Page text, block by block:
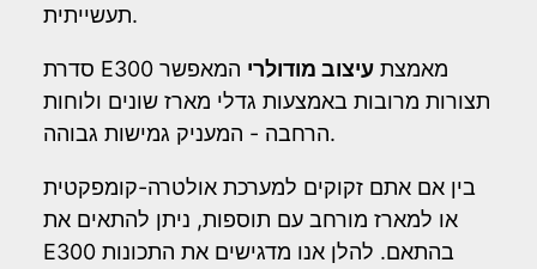
תעשייתית.
סדרת E300 מאמצת עיצוב מודולרי המאפשר
תצורות מרובות באמצעות גדלי מארז שונים ולוחות
הרחבה - המעניק גמישות גבוהה.
בין אם אתם זקוקים למערכת אולטרה-קומפקטית
או למארז מורחב עם תוספות, ניתן להתאים את
E300 בהתאם. להלן אנו מדגישים את התכונות